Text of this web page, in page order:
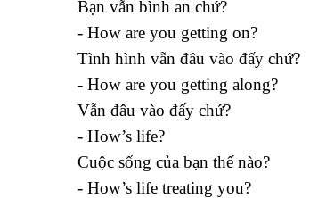
Bạn vẫn bình an chứ?
- How are you getting on?
Tình hình vẫn đâu vào đấy chứ?
- How are you getting along?
Vẫn đâu vào đấy chứ?
- How’s life?
Cuộc sống của bạn thế nào?
- How’s life treating you?